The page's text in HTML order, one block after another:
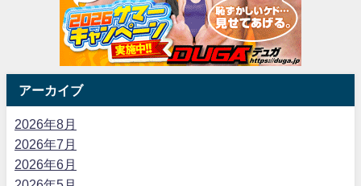
アーカイブ
2026年8月
2026年7月
2026年6月